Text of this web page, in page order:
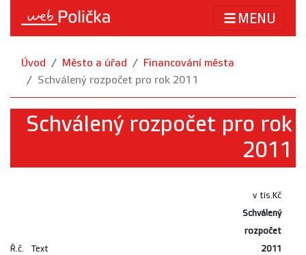
MENU
Úvod Město a úřad
Financování města
Schválený rozpočet pro rok 2011
Schválený rozpočet pro rok
2011
v tis.Kč
Schválený
rozpočet
Ř.č.
Text
2011